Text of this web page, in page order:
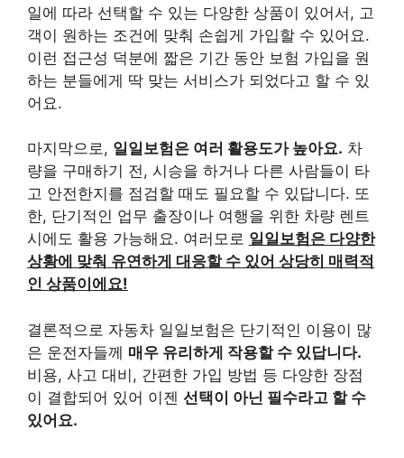
일에 따라 선택할 수 있는 다양한 상품이 있어서, 고
객이 원하는 조건에 맞춰 손쉽게 가입할 수 있어요.
이런 접근성 덕분에 짧은 기간 동안 보험 가입을 원
하는 분들에게 딱 맞는 서비스가 되었다고 할 수 있
어요.
마지막으로, 일일보험은 여러 활용도가 높아요. 차
량을 구매하기 전, 시승을 하거나 다른 사람들이 타
고 안전한지를 점검할 때도 필요할 수 있답니다. 또
한, 단기적인 업무 출장이나 여행을 위한 차량 렌트
시에도 활용 가능해요. 여러모로 일일보험은 다양한
상황에 맞춰 유연하게 대응할 수 있어 상당히 매력적
인 상품이에요!
결론적으로 자동차 일일보험은 단기적인 이용이 많
은 운전자들께 매우 유리하게 작용할 수 있답니다.
비용, 사고 대비, 간편한 가입 방법 등 다양한 장점
이 결합되어 있어 이젠 선택이 아닌 필수라고 할 수
있어요.